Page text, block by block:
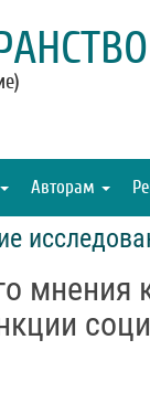
Авторам
мнения